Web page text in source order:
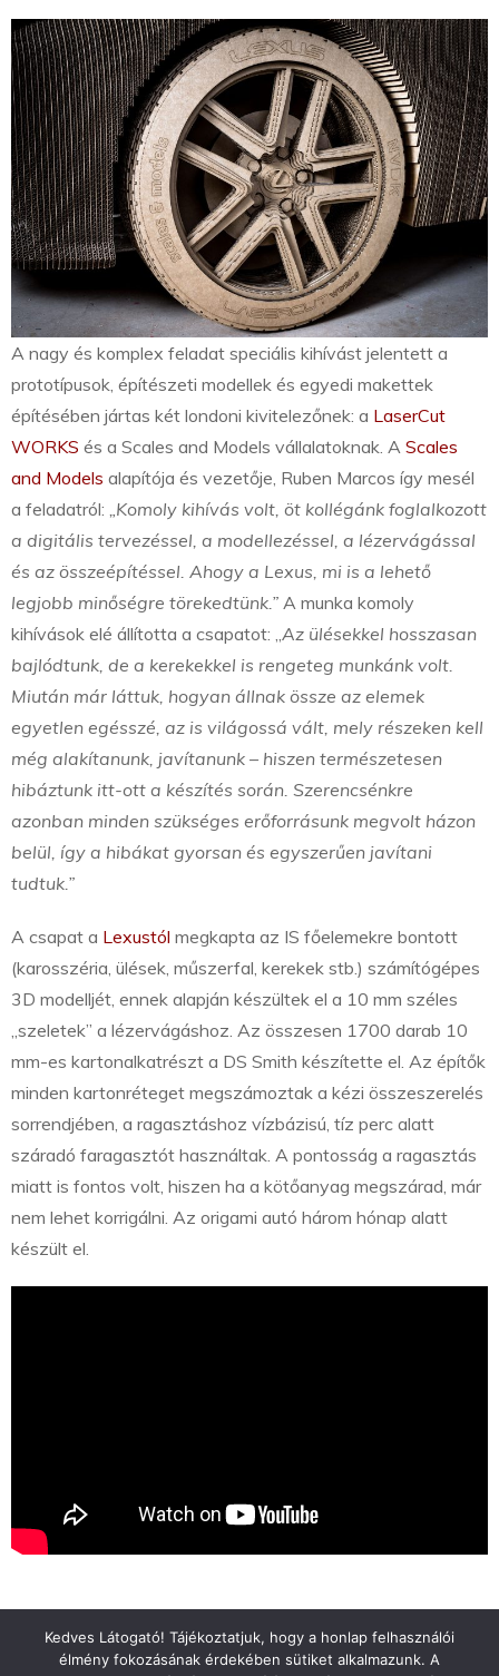
A nagy és komplex feladat speciális kihívást jelentett a
prototípusok, építészeti modellek és egyedi makettek
építésében jártas két londoni kivitelezőnek: a LaserCut
WORKS és a Scales and Models vállalatoknak. A Scales
and Models alapítója és vezetője, Ruben Marcos így mesél
a feladatról: „Komoly kihívás volt, öt kollégánk foglalkozott
a digitális tervezéssel, a modellezéssel, a lézervágással
és az összeépítéssel. Ahogy a Lexus, mi is a lehető
legjobb minőségre törekedtünk.” A munka komoly
kihívások elé állította a csapatot: „ Az ülésekkel hosszasan
bajlódtunk, de a kerekekkel is rengeteg munkánk volt.
Miután már láttuk, hogyan állnak össze az elemek
egyetlen egésszé, az is világossá vált, mely részeken kell
még alakítanunk, javítanunk – hiszen természetesen
hibáztunk itt-ott a készítés során. Szerencsénkre
azonban minden szükséges erőforrásunk megvolt házon
belül, így a hibákat gyorsan és egyszerűen javítani
tudtuk.”
A csapat a Lexustól megkapta az IS főelemekre bontott
(karosszéria, ülések, műszerfal, kerekek stb.) számítógépes
3D modelljét, ennek alapján készültek el a 10 mm széles
„szeletek” a lézervágáshoz. Az összesen 1700 darab 10
mm-es kartonalkatrészt a DS Smith készítette el. Az építők
minden kartonréteget megszámoztak a kézi összeszerelés
sorrendjében, a ragasztáshoz vízbázisú, tíz perc alatt
száradó faragasztót használtak. A pontosság a ragasztás
miatt is fontos volt, hiszen ha a kötőanyag megszárad, már
nem lehet korrigálni. Az origami autó három hónap alatt
készült el.
Kedves Látogató! Tájékoztatjuk, hogy a honlap felhasználói
élmény fokozásának érdekében sütiket alkalmazunk. A